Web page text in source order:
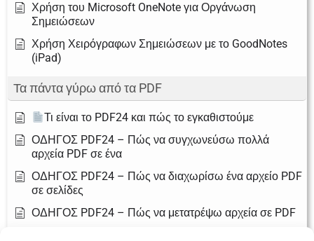
Χρήση του Microsoft OneNote για Οργάνωση
Σημειώσεων
Χρήση Χειρόγραφων Σημειώσεων με το GoodNotes
(iPad)
Τα πάντα γύρω από τα PDF
Τι είναι το PDF24 και πώς το εγκαθιστούμε
ΟΔΗΓΟΣ PDF24 – Πώς να συγχωνεύσω πολλά
αρχεία PDF σε ένα
ΟΔΗΓΟΣ PDF24 – Πώς να διαχωρίσω ένα αρχείο PDF
σε σελίδες
ΟΔΗΓΟΣ PDF24 – Πώς να μετατρέψω αρχεία σε PDF